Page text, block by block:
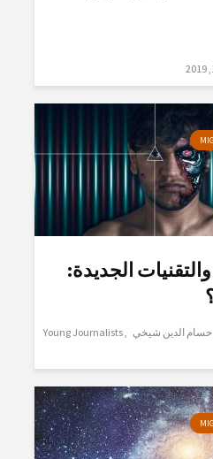
الجديدة:
حسام الدين شيخي
Young Journalists